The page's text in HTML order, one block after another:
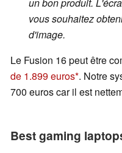
vous souhaitez
d'image.
Le Fusion 16 peut être
de 1.899 euros . Notre
700 euros car il est
Best gaming